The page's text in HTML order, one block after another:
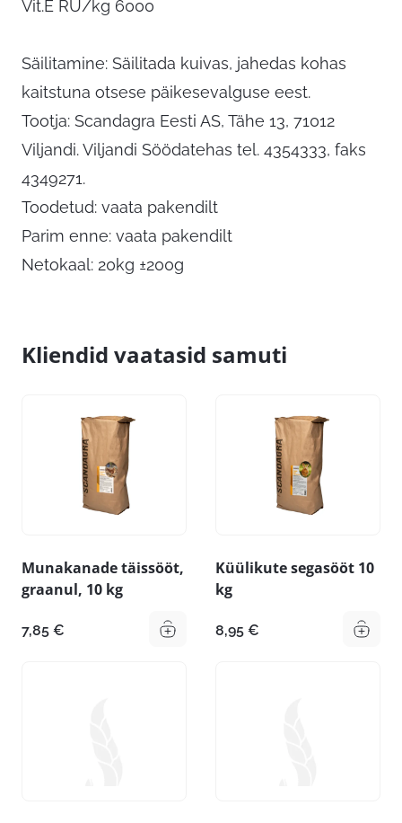
Vit.E RÜ/kg 6000
Säilitamine: Säilitada kuivas, jahedas kohas
kaitstuna otsese päikesevalguse eest.
Tootja: Scandagra Eesti AS, Tähe 13, 71012
Viljandi. Viljandi Söödatehas tel. 4354333, faks
4349271.
Toodetud: vaata pakendilt
Parim enne: vaata pakendilt
Netokaal: 20kg ±200g
Kliendid vaatasid samuti
Munakanade täissööt,
graanul, 10 kg
7,85 €
Küülikute segasööt 10
kg
8,95 €